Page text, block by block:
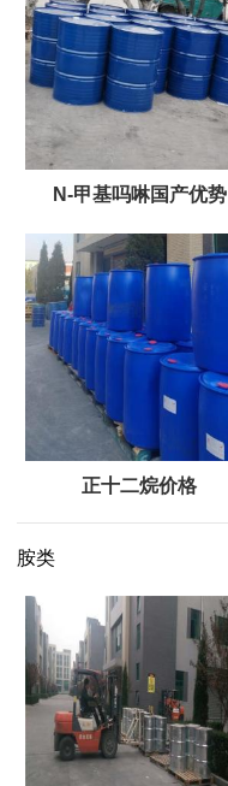
N-甲基吗啉国产优势
正十二烷价格
胺类